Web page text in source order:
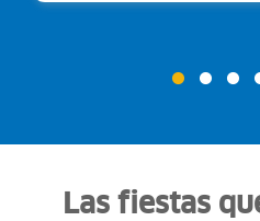
Las fiestas